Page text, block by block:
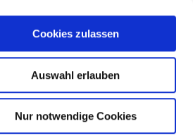
Cookies zulassen
Auswahl erlauben
Nur notwendige Cookies